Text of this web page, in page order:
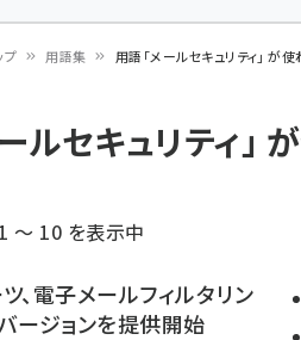
プ 用語集 用語「メールセキュリティ」 が
ルセキュリティ」
～ 10 を表示中
、電子メールフィルタリン
ージョンを提供開始